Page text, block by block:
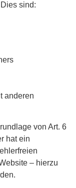
sind:
anderen
von Art. 6
hat ein
– hierzu